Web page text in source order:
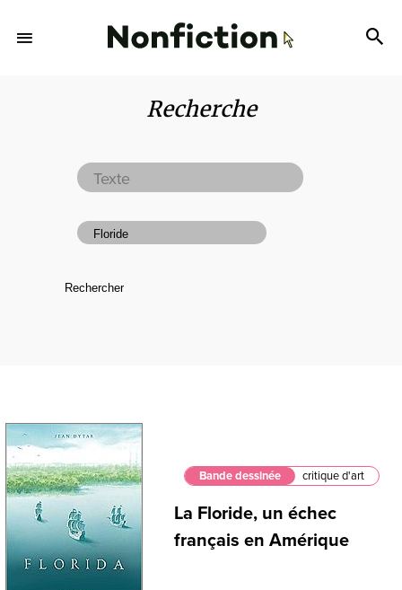
Recherche
Bande dessinée critique d'art
La Floride, un échec
français en Amérique